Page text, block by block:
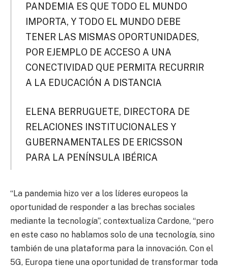
PANDEMIA ES QUE TODO EL MUNDO
IMPORTA, Y TODO EL MUNDO DEBE
TENER LAS MISMAS OPORTUNIDADES,
POR EJEMPLO DE ACCESO A UNA
CONECTIVIDAD QUE PERMITA RECURRIR
A LA EDUCACIÓN A DISTANCIA
ELENA BERRUGUETE, DIRECTORA DE
RELACIONES INSTITUCIONALES Y
GUBERNAMENTALES DE ERICSSON
PARA LA PENÍNSULA IBÉRICA
“La pandemia hizo ver a los líderes europeos la
oportunidad de responder a las brechas sociales
mediante la tecnología”, contextualiza Cardone, “pero
en este caso no hablamos solo de una tecnología, sino
también de una plataforma para la innovación. Con el
5G, Europa tiene una oportunidad de transformar toda